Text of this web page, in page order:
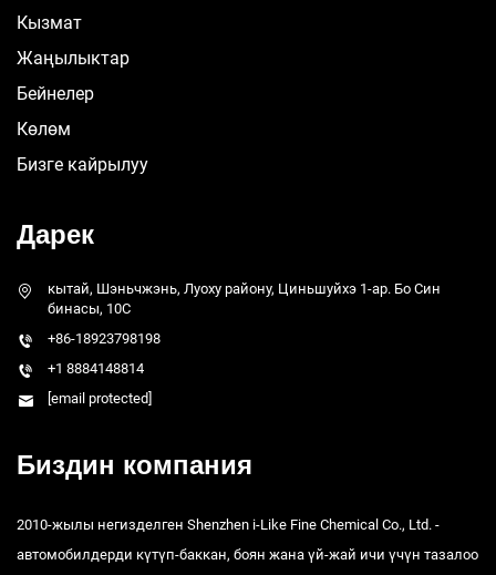
Кызмат
Жаңылыктар
Бейнелер
Көлөм
Бизге кайрылуу
Дарек
кытай, Шэньчжэнь, Луоху району, Циньшуйхэ 1-ар. Бо Син
бинасы, 10C
+86-18923798198
+1 8884148814
[email protected]
Биздин компания
2010-жылы негизделген Shenzhen i-Like Fine Chemical Co., Ltd. -
автомобилдерди күтүп-баккан, боян жана үй-жай ичи үчүн тазалоо